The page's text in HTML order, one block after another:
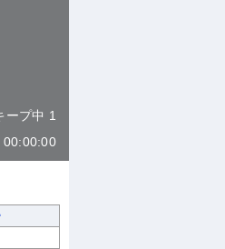
ープ中 1
00:00:00